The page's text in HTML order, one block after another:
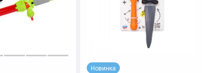
Новинка